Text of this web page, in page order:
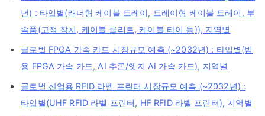
년) : 타입별(래더형 케이블 트레이, 트레이형 케이블 트레이, 부
속품(고정 장치, 케이블 클리트, 케이블 타이 등)), 지역별
글로벌 FPGA 가속 카드 시장규모 예측 (~2032년) : 타입별(범
용 FPGA 가속 카드, AI 추론/엣지 AI 가속 카드), 지역별
글로벌 산업용 RFID 라벨 프린터 시장규모 예측 (~2032년) :
타입별(UHF RFID 라벨 프린터, HF RFID 라벨 프린터), 지역별